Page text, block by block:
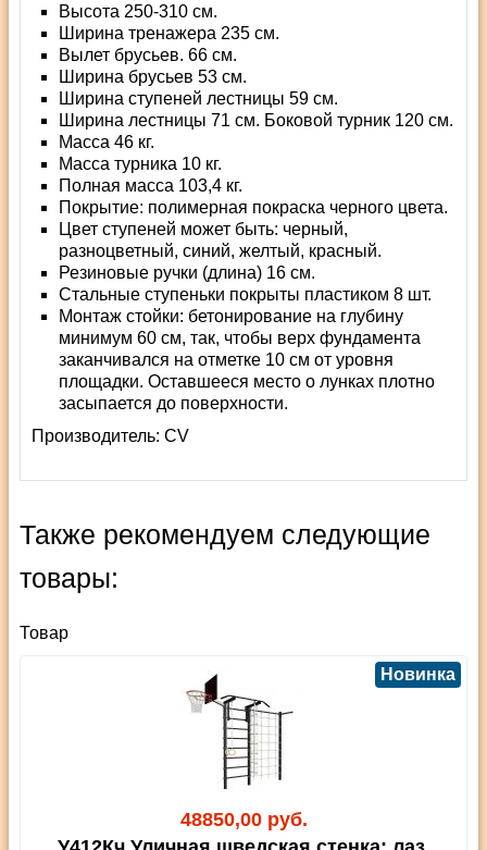
Высота 250-310 см.
Ширина тренажера 235 см.
Вылет брусьев. 66 см.
Ширина брусьев 53 см.
Ширина ступеней лестницы 59 см.
Ширина лестницы 71 см. Боковой турник 120 см.
Масса 46 кг.
Масса турника 10 кг.
Полная масса 103,4 кг.
Покрытие: полимерная покраска черного цвета.
Цвет ступеней может быть: черный,
разноцветный, синий, желтый, красный.
Резиновые ручки (длина) 16 см.
Стальные ступеньки покрыты пластиком 8 шт.
Монтаж стойки: бетонирование на глубину
минимум 60 см, так, чтобы верх фундамента
заканчивался на отметке 10 см от уровня
площадки. Оставшееся место о лунках плотно
засыпается до поверхности.
Производитель: СV
Также рекомендуем следующие
товары:
Товар
48850,00 руб.
Новинка